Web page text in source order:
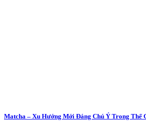
Matcha – Xu Hướng Mới Đáng Chú Ý Trong Thế